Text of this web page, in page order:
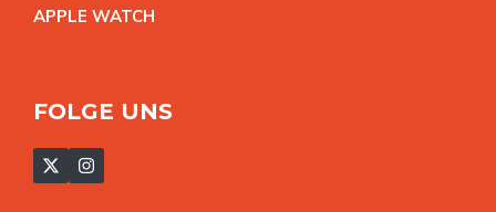
APPLE WATCH
FOLGE UNS